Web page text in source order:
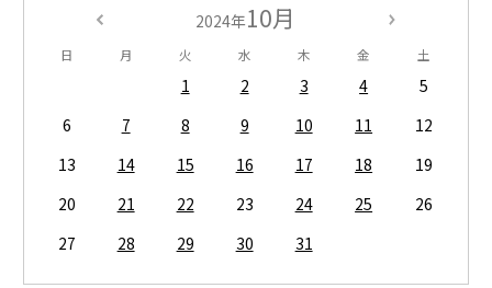
2024年10月
日 月 火 水 木 金 土
1 2 3 4
5
6
7 8 9 10 11
12
13
14 15 16 17 18
19
20
21 22 23 24 25
26
27
28 29 30 31